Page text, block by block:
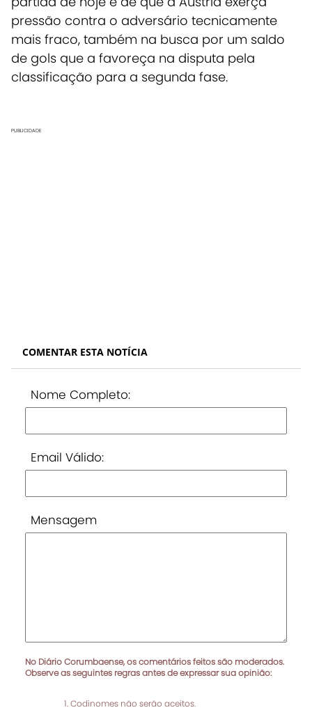
pressão contra o adversário tecnicamente
mais fraco, também na busca por um saldo
de gols que a favoreça na disputa pela
classificação para a segunda fase.
PUBLICIDADE
COMENTAR ESTA NOTÍCIA
Nome Completo:
Email Válido:
Mensagem
No Diário Corumbaense, os comentários feitos são moderados.
Observe as seguintes regras antes de expressar sua opinião:
Codinomes não serão aceitos.